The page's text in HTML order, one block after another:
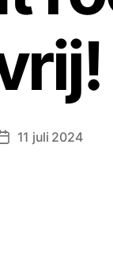
Berichtdatum
11 juli 2024